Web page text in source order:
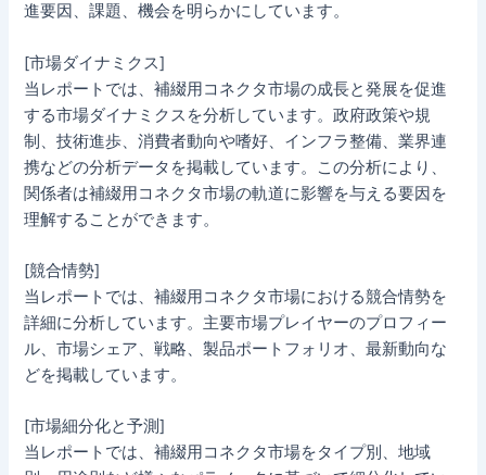
進要因、課題、機会を明らかにしています。
[市場ダイナミクス]
当レポートでは、補綴用コネクタ市場の成長と発展を促進
する市場ダイナミクスを分析しています。政府政策や規
制、技術進歩、消費者動向や嗜好、インフラ整備、業界連
携などの分析データを掲載しています。この分析により、
関係者は補綴用コネクタ市場の軌道に影響を与える要因を
理解することができます。
[競合情勢]
当レポートでは、補綴用コネクタ市場における競合情勢を
詳細に分析しています。主要市場プレイヤーのプロフィー
ル、市場シェア、戦略、製品ポートフォリオ、最新動向な
どを掲載しています。
[市場細分化と予測]
当レポートでは、補綴用コネクタ市場をタイプ別、地域